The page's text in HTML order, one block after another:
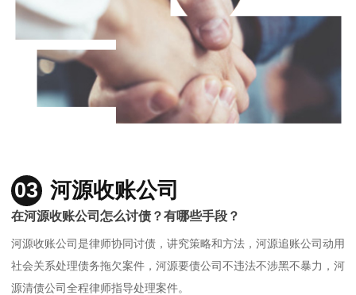
03 河源收账公司
在河源收账公司怎么讨债？有哪些手段？
河源收账公司是律师协同讨债，讲究策略和方法，河源追账公司动用
社会关系处理债务拖欠案件，河源要债公司不违法不涉黑不暴力，河
源清债公司全程律师指导处理案件。